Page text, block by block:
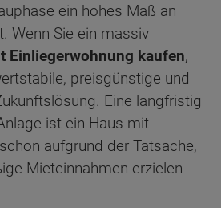
ein hohes Maß an
Wenn Sie ein massiv
Einliegerwohnung kaufen,
preisgünstige und
Eine langfristig
ist ein Haus mit
aufgrund der Tatsache,
Mieteinnahmen erzielen